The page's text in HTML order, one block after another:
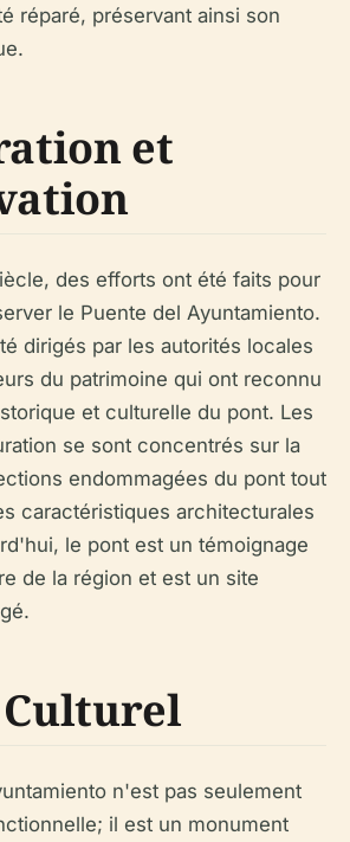
réparé, préservant ainsi son
et
des efforts ont été faits pour
le Puente del Ayuntamiento.
dirigés par les autorités locales
du patrimoine qui ont reconnu
et culturelle du pont. Les
se sont concentrés sur la
endommagées du pont tout
caractéristiques architecturales
le pont est un témoignage
de la région et est un site
n'est pas seulement
il est un monument